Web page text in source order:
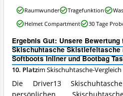
Tasche
schwarz-
blau
Angebote:
Wo
ist
diese
Skischuhtasche
erhältlich?
Ergebnis Gut: Unsere Bewertung
Skischuhtasche Skistiefeltasche
Softboots Inliner und Bootbag
10. Platzim Skischuhtasche-Vergleich
Die Driver13
Driver13
Skischuhtasche
Skistiefeltasche
Helmfach
für
Hart
Softboots
Inliner
und
Raumwunder Tragefunktion
Helmet Compartment
30 Tage